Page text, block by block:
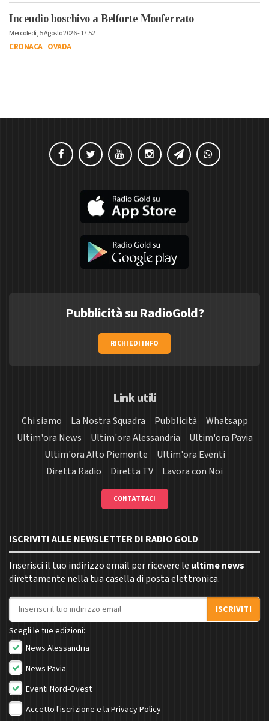
Incendio boschivo a Belforte Monferrato
Mercoledì, 5 Agosto 2026 - 17:52
CRONACA-OVADA
Pubblicità su RadioGold?
RICHIEDI INFO
Link utili
Chi siamo La Nostra Squadra Pubblicità
Whatsapp
Ultim'ora News
Ultim'ora Alessandria
Ultim'ora Pavia
Ultim'ora Alto Piemonte
Ultim'ora Eventi
Diretta Radio
Diretta TV Lavora con Noi
CONTATTACI
ISCRIVITI ALLE NEWSLETTER DI RADIO GOLD
Inserisci il tuo indirizzo email per ricevere le ultime news
direttamente nella tua casella di posta elettronica.
Indirizzo email
ISCRIVITI
Scegli le tue edizioni:
News Alessandria
News Pavia
Eventi Nord-Ovest
Accetto l'iscrizione e la Privacy Policy